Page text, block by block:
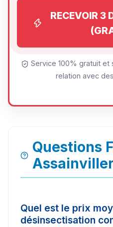
RECEVOIR 3
Service 100% gratuit et
relation avec
Questions
Quel est le prix
désinsectisation